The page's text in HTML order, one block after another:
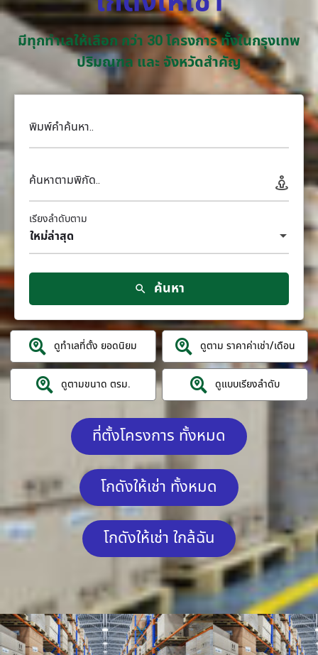
มีทุกทำเลให้เลือก กว่า 30 โครงการ ทั้งในกรุงเทพ
ปริมณฑล และ จังหวัดสำคัญ
พิมพ์คำค้นหา..
ค้นหาตามพิกัด..
ใหม่ล่าสุด
เรียงลำดับตาม
ค้นหา
ดูทำเลที่ตั้ง ยอดนิยม ดูตาม ราคาค่าเช่า/เดือน
ดูตามขนาด ตรม. ดูแบบเรียงลำดับ
ที่ตั้งโครงการ ทั้งหมด
โกดังให้เช่า ทั้งหมด
โกดังให้เช่า ใกล้ฉัน